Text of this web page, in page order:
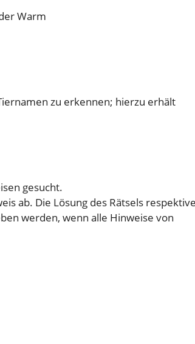
Warm
zu erkennen; hierzu erhält
gesucht.
ab. Die Lösung des Rätsels
werden, wenn alle Hinweise von